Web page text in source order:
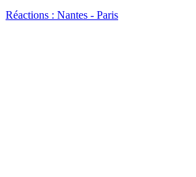
Réactions : Nantes - Paris